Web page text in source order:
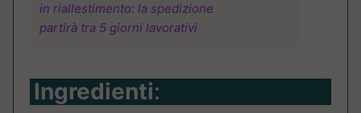
in riallestimento: la spedizione
partirà tra 5 giorni lavorativi
Ingredienti: